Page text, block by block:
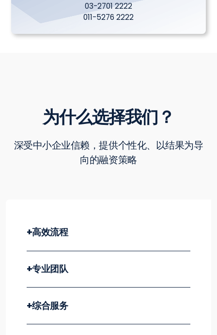
03-2701 2222
011-5276 2222
为什么选择我们？
深受中小企业信赖，提供个性化、以结果为导
向的融资策略
+高效流程
+专业团队
+综合服务